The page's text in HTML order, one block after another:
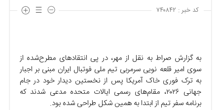
کد خبر : ۷۴۰۸۴۲
به گزارش صراط به نقل از مهر، در پی انتقاد‌های مطرح‌شده از
سوی امیر قلعه نویی سرمربی تیم ملی فوتبال ایران مبنی بر اجبار
به ترک فوری خاک آمریکا پس از نخستین دیدار خود در جام
جهانی ۲۰۲۶، مقام‌های رسمی ایالات متحده مدعی شدند که
برنامه سفر تیم از ابتدا به همین شکل طراحی شده بود.